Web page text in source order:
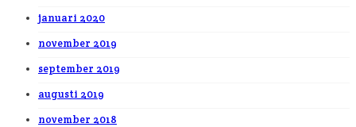
januari 2020
november 2019
september 2019
augusti 2019
november 2018